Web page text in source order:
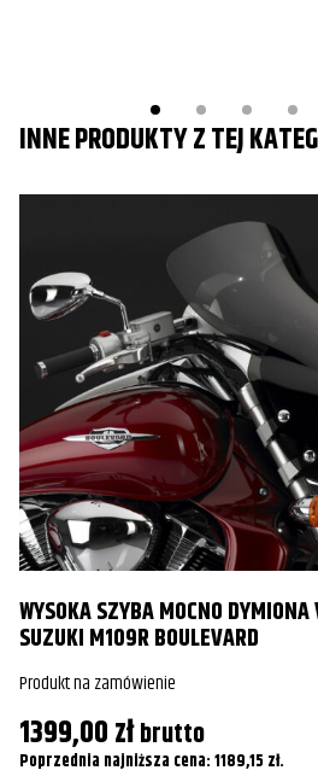
INNE PRODUKTY Z TEJ
WYSOKA SZYBA MOCNO
SUZUKI M109R BOULEVARD
Produkt na zamówienie
1399,00złbrutto
Poprzednia najniższa cena:1189,15 zł.